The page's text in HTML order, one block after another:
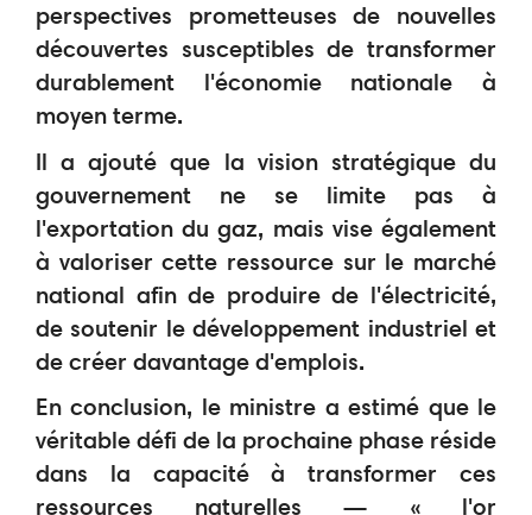
perspectives prometteuses de nouvelles
découvertes susceptibles de transformer
durablement l'économie nationale à
moyen terme.
Il a ajouté que la vision stratégique du
gouvernement ne se limite pas à
l'exportation du gaz, mais vise également
à valoriser cette ressource sur le marché
national afin de produire de l'électricité,
de soutenir le développement industriel et
de créer davantage d'emplois.
En conclusion, le ministre a estimé que le
véritable défi de la prochaine phase réside
dans la capacité à transformer ces
ressources naturelles — « l'or